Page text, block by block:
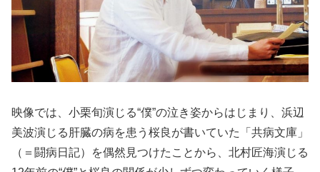
映像では、小栗旬演じる“僕”の泣き姿からはじまり、浜辺
美波演じる肝臓の病を患う桜良が書いていた「共病文庫」
（＝闘病日記）を偶然見つけたことから、北村匠海演じる